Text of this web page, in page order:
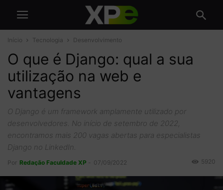
Início Tecnologia Desenvolvimento
O que é Django: qual a sua
utilização na web e
vantagens
O Django é um framework amplamente utilizado por
desenvolvedores. No início de setembro de 2022,
encontramos mais 200 vagas abertas para especialistas
Django no LinkedIn.
Por Redação Faculdade XP 07/09/2022 5920